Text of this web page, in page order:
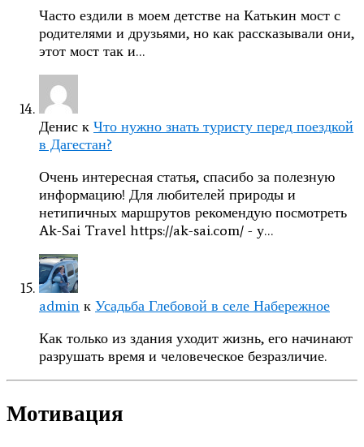
Часто ездили в моем детстве на Катькин мост с
родителями и друзьями, но как рассказывали они,
этот мост так и…
Денис к Что нужно знать туристу перед поездкой
в Дагестан?
Очень интересная статья, спасибо за полезную
информацию! Для любителей природы и
нетипичных маршрутов рекомендую посмотреть
Ak-Sai Travel https://ak-sai.com/ - у…
admin к Усадьба Глебовой в селе Набережное
Как только из здания уходит жизнь, его начинают
разрушать время и человеческое безразличие.
Мотивация